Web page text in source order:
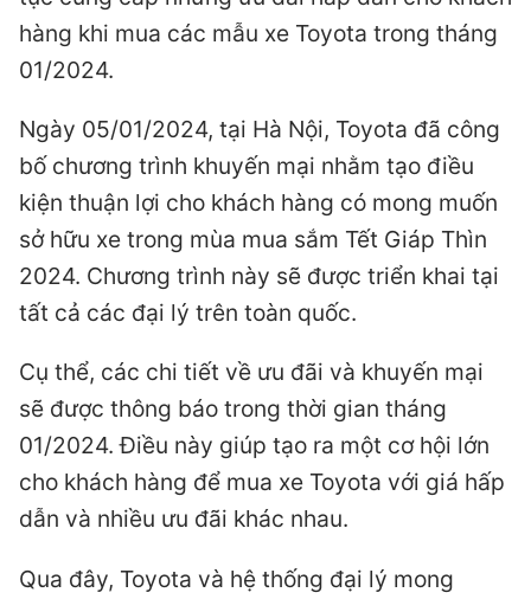
hàng khi mua các mẫu xe Toyota trong tháng
01/2024.
Ngày 05/01/2024, tại Hà Nội, Toyota đã công
bố chương trình khuyến mại nhằm tạo điều
kiện thuận lợi cho khách hàng có mong muốn
sở hữu xe trong mùa mua sắm Tết Giáp Thìn
2024. Chương trình này sẽ được triển khai tại
tất cả các đại lý trên toàn quốc.
Cụ thể, các chi tiết về ưu đãi và khuyến mại
sẽ được thông báo trong thời gian tháng
01/2024. Điều này giúp tạo ra một cơ hội lớn
cho khách hàng để mua xe Toyota với giá hấp
dẫn và nhiều ưu đãi khác nhau.
Qua đây, Toyota và hệ thống đại lý mong